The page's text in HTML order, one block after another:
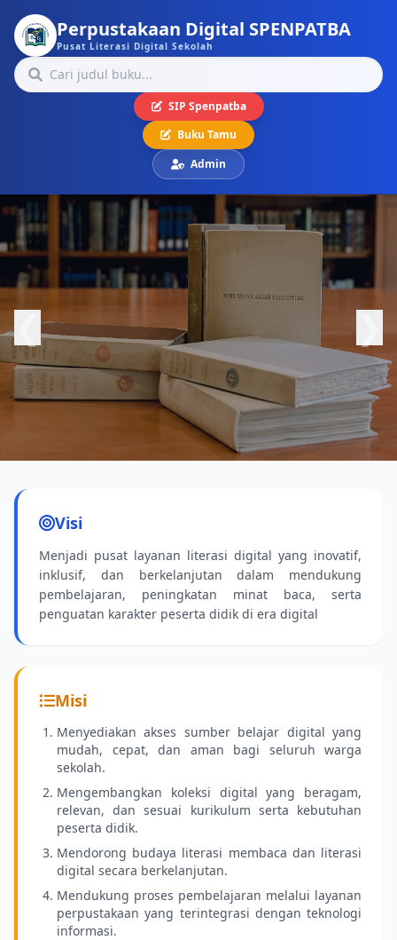
Perpustakaan Digital SPENPATBA
Pusat Literasi Digital Sekolah
SIP Spenpatba
Buku Tamu
Admin
Buku-buku pelajaran dan fiksi terbaru sudah
Visi
Menjadi pusat layanan literasi digital yang inovatif,
inklusif, dan berkelanjutan dalam mendukung
pembelajaran, peningkatan minat baca, serta
penguatan karakter peserta didik di era digital
Misi
Menyediakan akses sumber belajar digital yang
mudah, cepat, dan aman bagi seluruh warga
sekolah.
Mengembangkan koleksi digital yang beragam,
relevan, dan sesuai kurikulum serta kebutuhan
peserta didik.
Mendorong budaya literasi membaca dan literasi
digital secara berkelanjutan.
Mendukung proses pembelajaran melalui layanan
perpustakaan yang terintegrasi dengan teknologi
informasi.